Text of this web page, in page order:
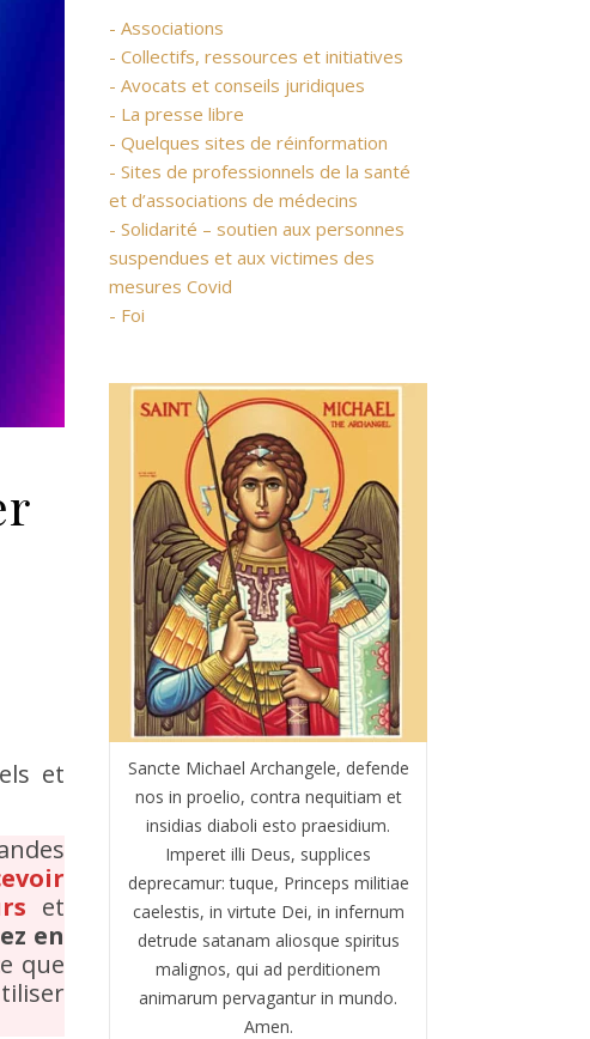
et
et
en
que
- Associations
- Collectifs, ressources et initiatives
- Avocats et conseils juridiques
- La presse libre
- Quelques sites de réinformation
- Sites de professionnels de la santé
et d’associations de médecins
- Solidarité – soutien aux personnes
suspendues et aux victimes des
mesures Covid
- Foi
Sancte Michael Archangele, defende
nos in proelio, contra nequitiam et
insidias diaboli esto praesidium.
Imperet illi Deus, supplices
deprecamur: tuque, Princeps militiae
caelestis, in virtute Dei, in infernum
detrude satanam aliosque spiritus
malignos, qui ad perditionem
animarum pervagantur in mundo.
Amen.